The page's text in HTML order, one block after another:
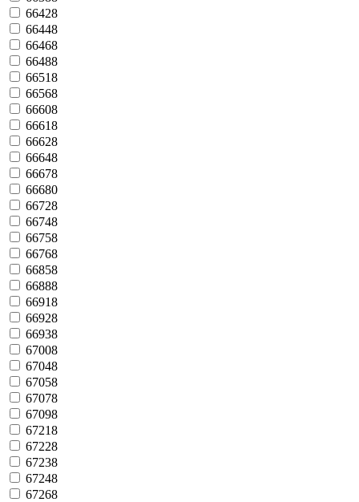
66428
66448
66468
66488
66518
66568
66608
66618
66628
66648
66678
66680
66728
66748
66758
66768
66858
66888
66918
66928
66938
67008
67048
67058
67078
67098
67218
67228
67238
67248
67268